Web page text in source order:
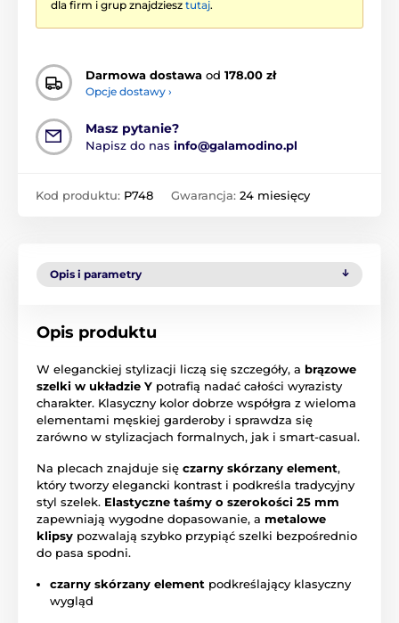
dla firm i grup znajdziesz tutaj.
Darmowa dostawa od 178.00 zł
Opcje dostawy ›
Masz pytanie?
Napisz do nas info@galamodino.pl
Kod produktu: P748 Gwarancja: 24 miesięcy
Opis i parametry
Opis produktu
W eleganckiej stylizacji liczą się szczegóły, a brązowe
szelki w układzie Y potrafią nadać całości wyrazisty
charakter. Klasyczny kolor dobrze współgra z wieloma
elementami męskiej garderoby i sprawdza się
zarówno w stylizacjach formalnych, jak i smart-casual.
Na plecach znajduje się czarny skórzany element,
który tworzy elegancki kontrast i podkreśla tradycyjny
styl szelek. Elastyczne taśmy o szerokości 25 mm
zapewniają wygodne dopasowanie, a metalowe
klipsy pozwalają szybko przypiąć szelki bezpośrednio
do pasa spodni.
czarny skórzany element podkreślający klasyczny
wygląd